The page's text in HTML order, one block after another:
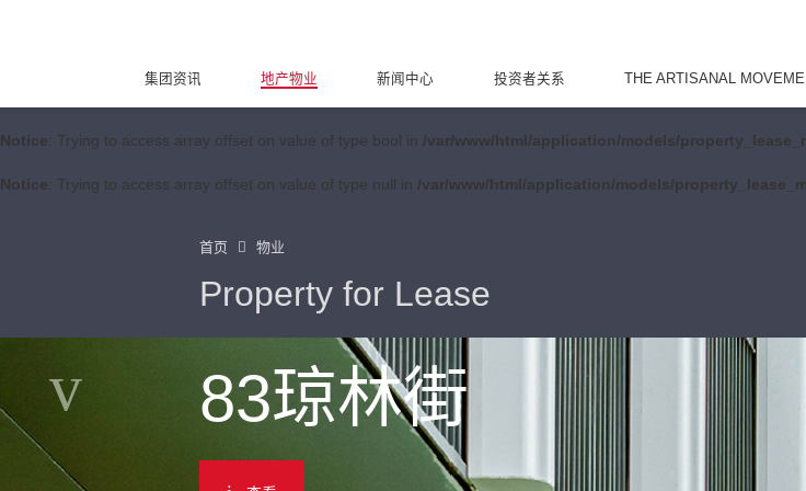
Notice: Trying to access array offset on value of type bool in /var/www/html/application/models/
Notice: Trying to access array offset on value of type null in /var/www/html/application/models/
集团资讯 地产物业 新闻中心 投资者关系 THE ARTISANAL
首页 物业
Property for Lease
83琼林街